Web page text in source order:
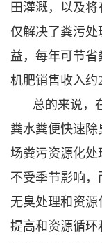
田灌溉，以及
仅解决了粪污
益，每年可节省
机肥销售收入约
总的来说，
粪水粪便快速
场粪污资源化处
不受季节影响
无臭处理和资
提高和资源循环